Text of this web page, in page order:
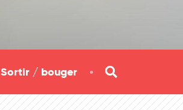
Sortir / bouger
Formulaire